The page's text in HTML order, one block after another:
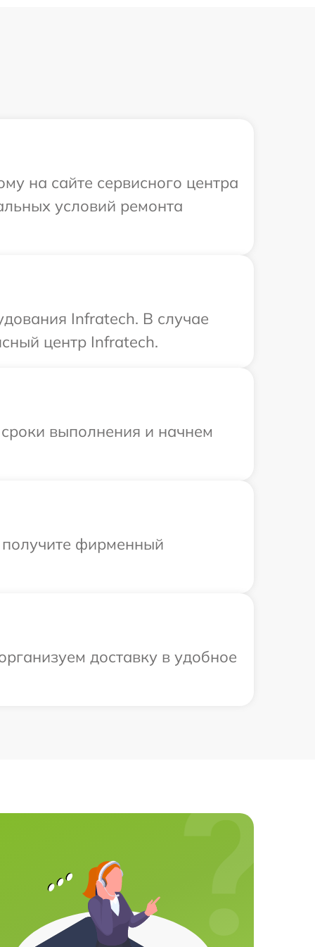
на сайте сервисного центра
условий ремонта
Infratech. В случае
центр Infratech.
выполнения и начнем
фирменный
доставку в удобное